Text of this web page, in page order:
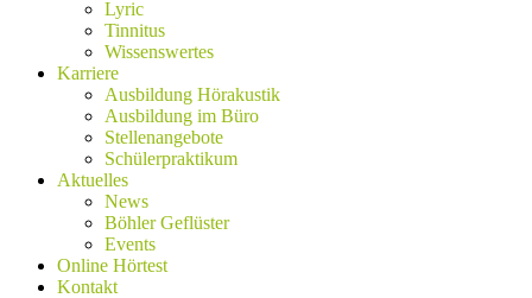
Lyric
Tinnitus
Wissenswertes
Karriere
Ausbildung Hörakustik
Ausbildung im Büro
Stellenangebote
Schülerpraktikum
Aktuelles
News
Böhler Geflüster
Events
Online Hörtest
Kontakt